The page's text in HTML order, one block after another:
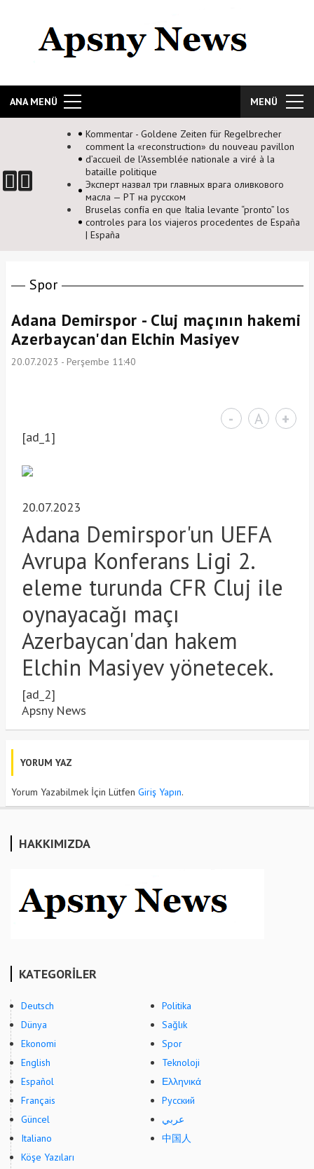
ANA MENÜ MENÜ
pavillon
оливкового
Spor
Adana Demirspor - Cluj maçının hakemi
Azerbaycan'dan Elchin Masiyev
20.07.2023 - Perşembe 11:40
- A +
[ad_1]
20.07.2023
Adana Demirspor'un UEFA
Avrupa Konferans Ligi 2.
eleme turunda CFR Cluj ile
oynayacağı maçı
Azerbaycan'dan hakem
Elchin Masiyev yönetecek.
[ad_2]
Apsny News
YORUM YAZ
Yorum Yazabilmek İçin Lütfen Giriş Yapın.
HAKKIMIZDA
KATEGORİLER
Deutsch
Dünya
Ekonomi
English
Español
Français
Güncel
Italiano
Köşe Yazıları
Politika
Sağlık
Spor
Teknoloji
Ελληνικά
Русский
عربي
中国人